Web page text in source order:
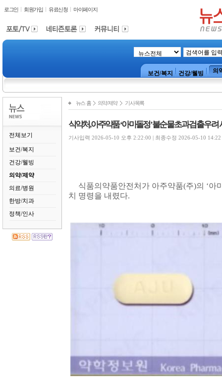
로그인 회원가입 유료신청 마이페이지
보건/복지 건강/웰빙 의
전체보기
보건/복지
건강/웰빙
의약/제약
의료/병원
한방/치과
정책/인사
뉴스 홈 의약/제약 기사목록
식약처, 아주약품 ‘아마돌정’ 불순물 초과 검출 우
기사입력 2026-05-10 오후 2:22:00 | 최종수정 2026-05-10 14:22
식품의약품안전처가 아주약품(주)의 ‘아
치 명령을 내렸다.